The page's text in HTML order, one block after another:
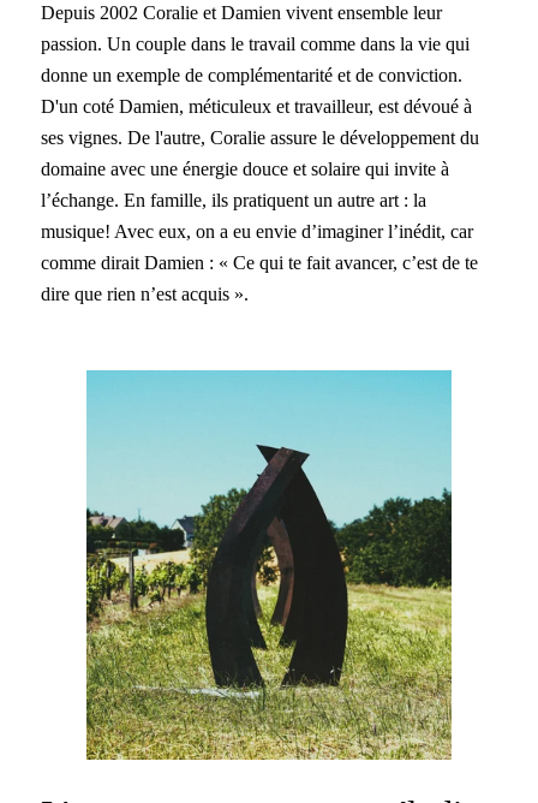
Depuis 2002 Coralie et Damien vivent ensemble leur
passion. Un couple dans le travail comme dans la vie qui
donne un exemple de complémentarité et de conviction.
D'un coté Damien, méticuleux et travailleur, est dévoué à
ses vignes. De l'autre, Coralie assure le développement du
domaine avec une énergie douce et solaire qui invite à
l’échange. En famille, ils pratiquent un autre art : la
musique! Avec eux, on a eu envie d’imaginer l’inédit, car
comme dirait Damien : « Ce qui te fait avancer, c’est de te
dire que rien n’est acquis ».